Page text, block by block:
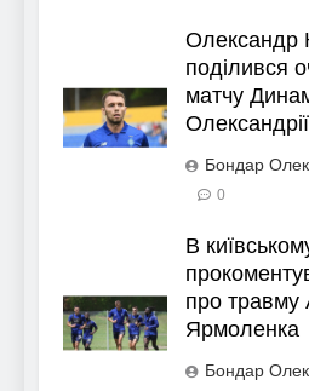
Олександр
поділився
матчу
Бондар
0
В
про травму
Ярмоленка
Бондар